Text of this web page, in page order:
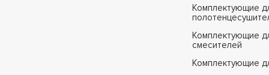
Комплектующие
Комплектующие
смесителей
Комплектующие